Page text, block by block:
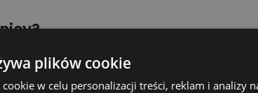
rozmiarze bez dodatkowego
estetyczny otwór w obrabianym materiale.
plików cookie
w celu personalizacji treści, reklam i analizy